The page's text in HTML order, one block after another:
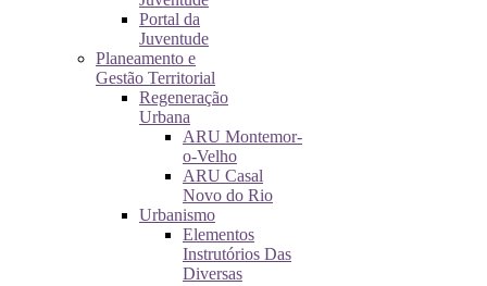
Portal da
Juventude
Planeamento e
Gestão Territorial
Regeneração
Urbana
ARU Montemor-
o-Velho
ARU Casal
Novo do Rio
Urbanismo
Elementos
Instrutórios Das
Diversas